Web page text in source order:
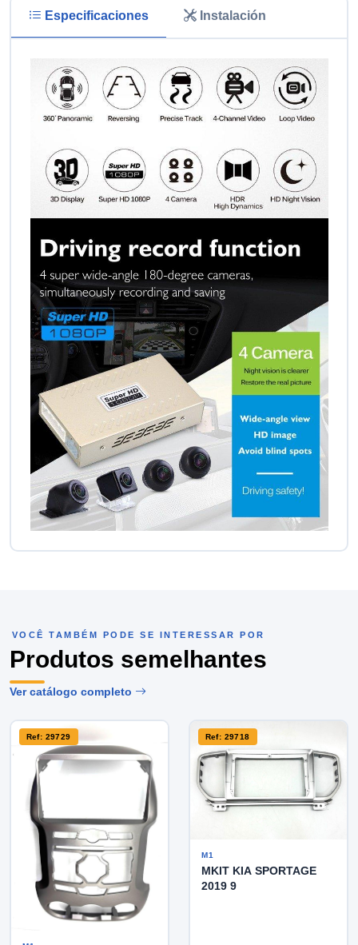
Especificaciones Instalación
VOCÊ TAMBÉM PODE SE INTERESSAR POR
Produtos semelhantes
Ver catálogo completo
Ref: 29729 Ref: 29718
M1
MKIT KIA SPORTAGE
2019 9